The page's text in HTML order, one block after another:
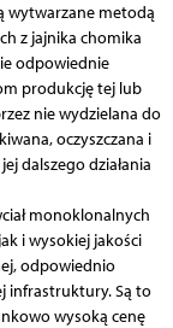
wytwarzane metodą
z jajnika chomika
odpowiednie
produkcję tej lub
nie wydzielana do
oczyszczana i
dalszego działania
monoklonalnych
i wysokiej jakości
odpowiednio
infrastruktury. Są to
wysoką cenę